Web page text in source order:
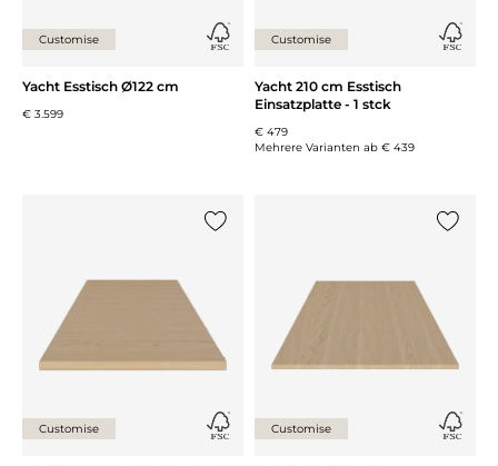
Customise
Yacht Esstisch Ø122 cm
€ 3.599
Customise
Yacht 210 cm Esstisch
Einsatzplatte - 1 stck
€ 479
Mehrere Varianten ab € 439
Customise Customise